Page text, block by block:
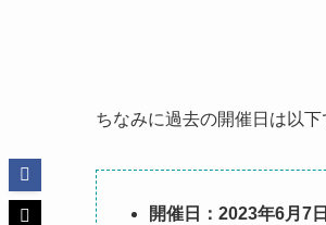
ちなみに過去の開催日は以下
開催日：2023年6月7